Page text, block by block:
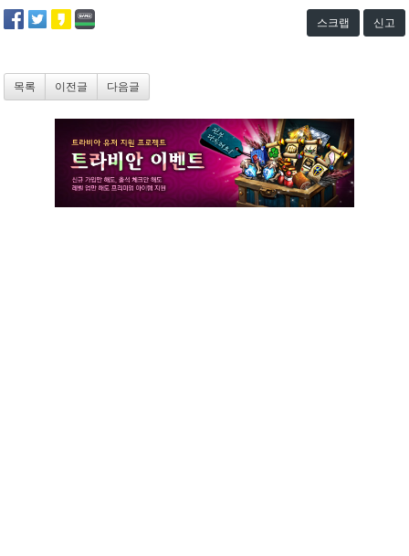
스크랩 신고
목록 이전글 다음글